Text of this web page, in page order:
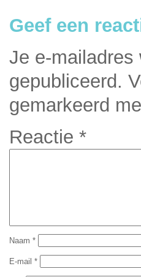
Geef een
Je e-mailadres
gepubliceerd.
gemarkeerd
Reactie *
Naam *
E-mail *